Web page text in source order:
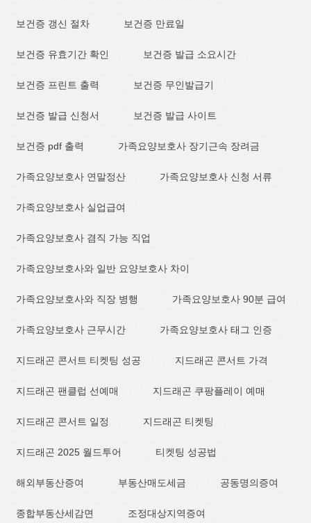
보건증 갱신 절차 보건증 만료일
보건증 유효기간 확인 보건증 발급 소요시간
보건증 프린트 출력 보건증 무인발급기
보건증 발급 신청서 보건증 발급 사이트
보건증 pdf 출력 가족요양보호사 장기근속 장려금
가족요양보호사 연말정산 가족요양보호사 신청 서류
가족요양보호사 실업급여
가족요양보호사 겸직 가능 직업
가족요양보호사와 일반 요양보호사 차이
가족요양보호사와 직장 병행 가족요양보호사 90분 급여
가족요양보호사 근무시간 가족요양보호사 태그 인증
지드래곤 콘서트 티켓팅 성공 지드래곤 콘서트 가격
지드래곤 팬클럽 선예매 지드래곤 쿠팡플레이 예매
지드래곤 콘서트 일정 지드래곤 티켓팅
지드래곤 2025 월드투어 티켓팅 성공법
해외부동산증여 부동산매도세금 공동명의증여
종합부동산세감면 조정대상지역증여